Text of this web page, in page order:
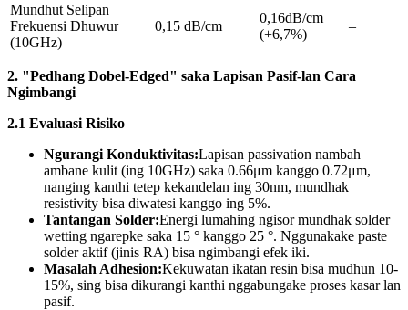
Mundhut Selipan
Frekuensi Dhuwur
(10GHz)
0,15 dB/cm
0,16dB/cm
(+6,7%)
–
2. "Pedhang Dobel-Edged" saka Lapisan Pasif-lan Cara
Ngimbangi
2.1 Evaluasi Risiko
Ngurangi Konduktivitas:Lapisan passivation nambah
ambane kulit (ing 10GHz) saka 0.66μm kanggo 0.72μm,
nanging kanthi tetep kekandelan ing 30nm, mundhak
resistivity bisa diwatesi kanggo ing 5%.
Tantangan Solder:Energi lumahing ngisor mundhak solder
wetting ngarepke saka 15 ° kanggo 25 °. Nggunakake paste
solder aktif (jinis RA) bisa ngimbangi efek iki.
Masalah Adhesion:Kekuwatan ikatan resin bisa mudhun 10-
15%, sing bisa dikurangi kanthi nggabungake proses kasar lan
pasif.